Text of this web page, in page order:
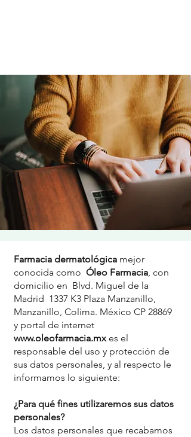
Farmacia dermatológica mejor
conocida como Óleo Farmacia, con
domicilio en Blvd. Miguel de la
Madrid 1337 K3 Plaza Manzanillo,
Manzanillo, Colima. México CP 28869
y portal de internet
www.oleofarmacia.mx es el
responsable del uso y protección de
sus datos personales, y al respecto le
informamos lo siguiente:
¿Para qué fines utilizaremos sus datos
personales?
Los datos personales que recabamos